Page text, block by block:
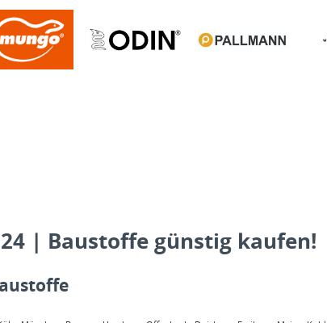
| Baustoffe günstig kaufen!